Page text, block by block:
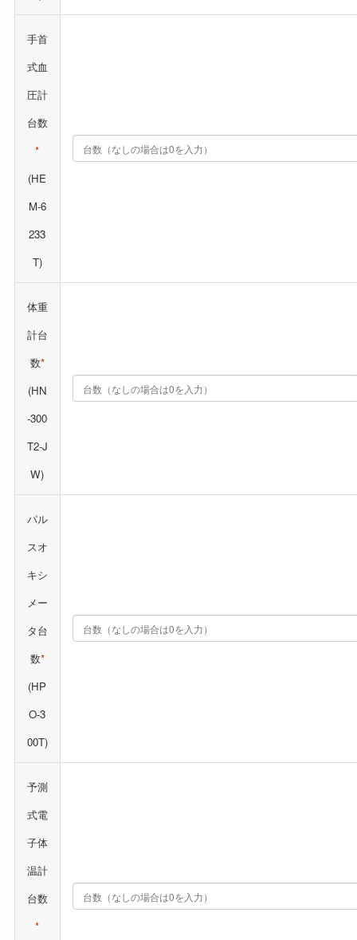
手首
式血
圧計
台数
*
(HE
M-6
233
T)
体重
計台
数*
(HN
-300
T2-J
W)
パル
スオ
キシ
メー
タ台
数*
(HP
O-3
00T)
予測
式電
子体
温計
台数
*